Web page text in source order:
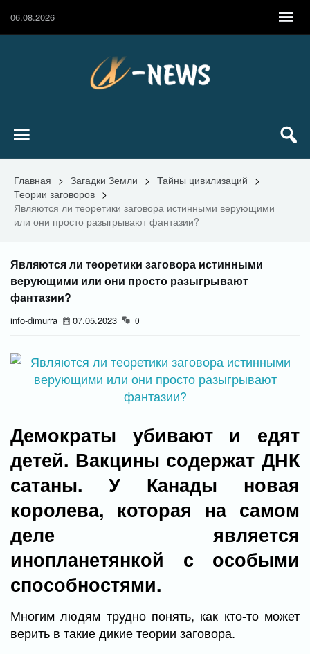
06.08.2026
Главная > Загадки Земли > Тайны цивилизаций >
Теории заговоров >
Являются ли теоретики заговора истинными верующими
или они просто разыгрывают фантазии?
Являются ли теоретики заговора истинными
верующими или они просто разыгрывают
фантазии?
info-dimurra 07.05.2023 0
Демократы убивают и едят
детей. Вакцины содержат ДНК
сатаны. У Канады новая
королева, которая на самом
деле является
инопланетянкой с особыми
способностями.
Многим людям трудно понять, как кто-то может
верить в такие дикие теории заговора.